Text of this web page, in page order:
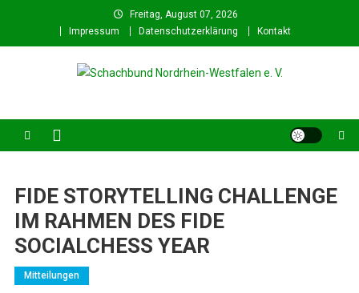
content
Freitag, August 07, 2026
Impressum
Datenschutzerklärung Kontakt
FIDE STORYTELLING CHALLENGE
IM RAHMEN DES FIDE
SOCIALCHESS YEAR
Mitteilungen